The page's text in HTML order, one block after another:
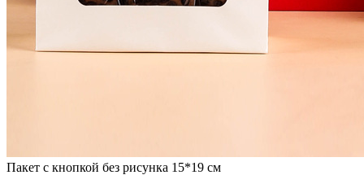
Пакет с кнопкой без рисунка 15*19 см